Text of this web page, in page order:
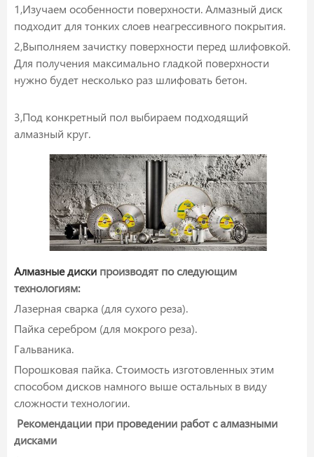
1,Изучаем особенности поверхности. Алмазный диск
подходит для тонких слоев неагрессивного покрытия.
2,Выполняем зачистку поверхности перед шлифовкой.
Для получения максимально гладкой поверхности
нужно будет несколько раз шлифовать бетон.
3,Под конкретный пол выбираем подходящий
алмазный круг.
Алмазные диски производят по следующим
технологиям:
Лазерная сварка (для сухого реза).
Пайка серебром (для мокрого реза).
Гальваника.
Порошковая пайка. Стоимость изготовленных этим
способом дисков намного выше остальных в виду
сложности технологии.
Рекомендации при проведении работ с алмазными
дисками